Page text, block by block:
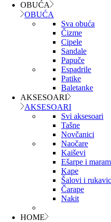
OBUĆA
OBUĆA
Sva obuća
Čizme
Cipele
Sandale
Papuče
Espadrile
Patike
Baletanke
AKSESOARI
AKSESOARI
Svi aksesoari
Tašne
Novčanici
Naočare
Kaiševi
Ešarpe i
Kape
Šalovi i
Čarape
Nakit
HOME